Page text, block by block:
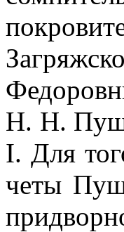
Н. Н.
I. Для
четы